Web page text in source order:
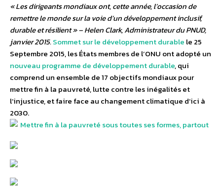
« Les dirigeants mondiaux ont, cette année, l’occasion de
remettre le monde sur la voie d’un développement inclusif,
durable et résilient » – Helen Clark, Administrateur du PNUD,
janvier 2015.Sommet sur le développement durable le 25
Septembre 2015, les États membres de l’ONU ont adopté un
nouveau programme de développement durable, qui
comprend un ensemble de 17 objectifs mondiaux pour
mettre fin à la pauvreté, lutte contre les inégalités et
l’injustice, et faire face au changement climatique d’ici à
2030.